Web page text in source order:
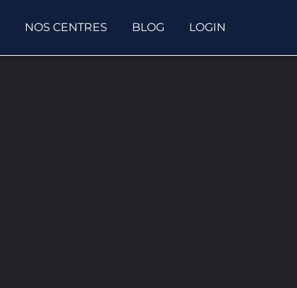
NOS CENTRES BLOG LOGIN